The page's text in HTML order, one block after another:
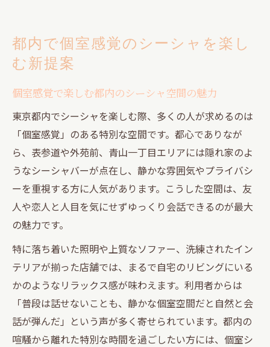
都内で個室感覚のシーシャを楽し
む新提案
個室感覚で楽しむ都内のシーシャ空間の魅力
東京都内でシーシャを楽しむ際、多くの人が求めるのは
「個室感覚」のある特別な空間です。都心でありなが
ら、表参道や外苑前、青山一丁目エリアには隠れ家のよ
うなシーシャバーが点在し、静かな雰囲気やプライバシ
ーを重視する方に人気があります。こうした空間は、友
人や恋人と人目を気にせずゆっくり会話できるのが最大
の魅力です。
特に落ち着いた照明や上質なソファー、洗練されたイン
テリアが揃った店舗では、まるで自宅のリビングにいる
かのようなリラックス感が味わえます。利用者からは
「普段は話せないことも、静かな個室空間だと自然と会
話が弾んだ」という声が多く寄せられています。都内の
喧騒から離れた特別な時間を過ごしたい方には、個室シ